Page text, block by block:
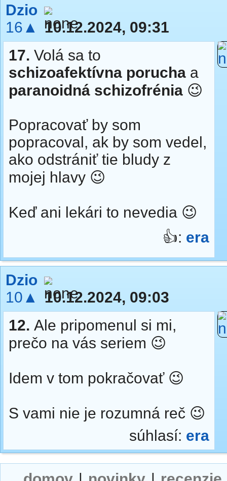
Dzio
16▲
10.12.2024, 09:31
17. Volá sa to
schizoafektívna porucha a
paranoidná schizofrénia 😉
Popracovať by som
popracoval, ak by som vedel,
ako odstrániť tie bludy z
mojej hlavy 😉
Keď ani lekári to nevedia 😉
👍: era
Dzio
10▲
10.12.2024, 09:03
12. Ale pripomenul si mi,
prečo na vás seriem 😉
Idem v tom pokračovať 😉
S vami nie je rozumná reč 😉
súhlasí: era